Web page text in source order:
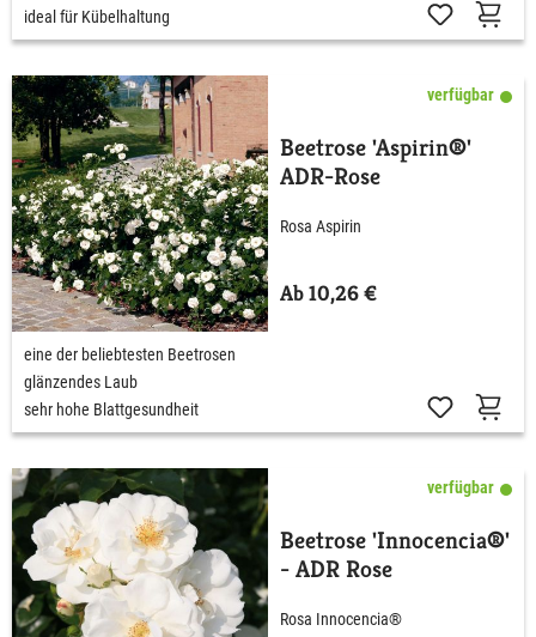
ideal für Kübelhaltung
verfügbar
Beetrose 'Aspirin®'
ADR-Rose
Rosa Aspirin
Ab 10,26 €
eine der beliebtesten Beetrosen
glänzendes Laub
sehr hohe Blattgesundheit
verfügbar
Beetrose 'Innocencia®'
- ADR Rose
Rosa Innocencia®